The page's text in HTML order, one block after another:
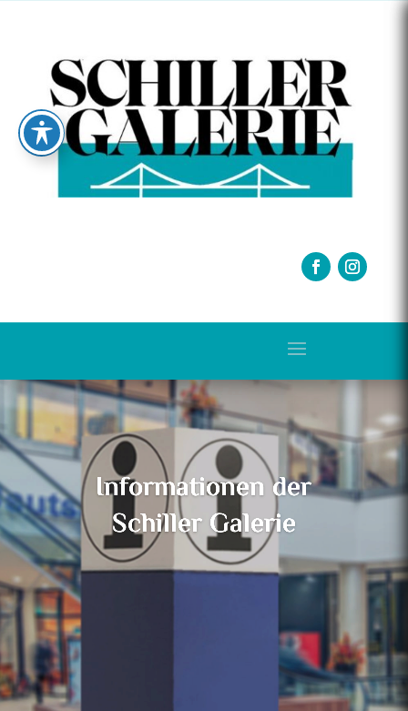
Informationen der
Schiller Galerie